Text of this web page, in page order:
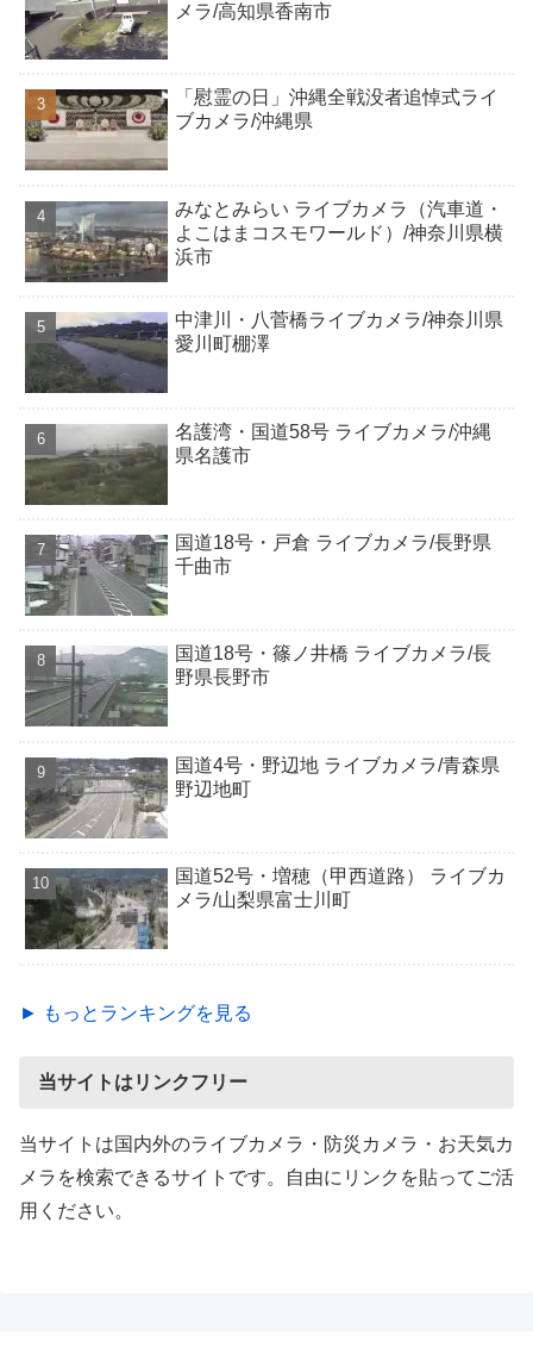
メラ/高知県香南市
「慰霊の日」沖縄全戦没者追悼式ライ
ブカメラ/沖縄県
みなとみらい ライブカメラ（汽車道・
よこはまコスモワールド）/神奈川県横
浜市
中津川・八菅橋ライブカメラ/神奈川県
愛川町棚澤
名護湾・国道58号 ライブカメラ/沖縄
県名護市
国道18号・戸倉 ライブカメラ/長野県
千曲市
国道18号・篠ノ井橋 ライブカメラ/長
野県長野市
国道4号・野辺地 ライブカメラ/青森県
野辺地町
国道52号・増穂（甲西道路） ライブカ
メラ/山梨県富士川町
► もっとランキングを見る
当サイトはリンクフリー
当サイトは国内外のライブカメラ・防災カメラ・お天気カ
メラを検索できるサイトです。自由にリンクを貼ってご活
用ください。